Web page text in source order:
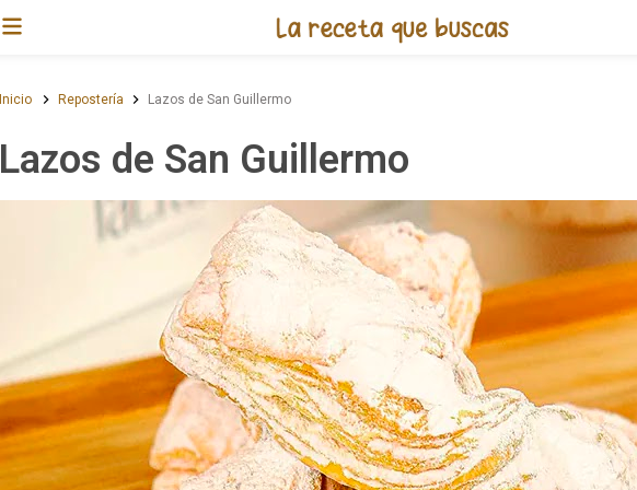
Inicio Repostería Lazos de San Guillermo
Lazos de San Guillermo